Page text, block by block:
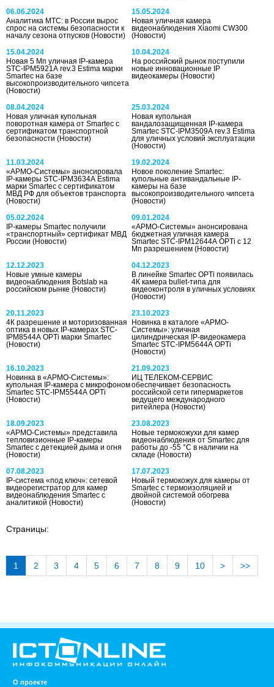
06.06.2024
Аналитика МТС: в России вырос
спрос на системы безопасности к
началу сезона отпусков (Новости)
15.05.2024
Новая уличная камера
видеонаблюдения Xiaomi CW300
(Новости)
15.04.2024
Новая 5 Мп уличная IP-камера
STC-IPM5921A rev.3 Estima марки
Smartec на базе
высокопроизводительного чипсета
(Новости)
10.04.2024
На российский рынок поступили
новые инновационные IP
видеокамеры(Новости)
08.04.2024
Новая уличная купольная
поворотная камера от Smartec с
сертификатом транспортной
безопасности (Новости)
25.03.2024
Новая купольная
вандалозащищенная IP-камера
Smartec STC-IPM3509А rev.3 Estima
для уличных условий эксплуатации
(Новости)
11.03.2024
«АРМО-Системы» анонсировала
IP-камеры STC-IPM3634A Estima
марки Smartec с сертификатом
МВД РФ для объектов транспорта
(Новости)
19.02.2024
Новое поколение Smartec:
купольные антивандальные IP-
камеры на базе
высокопроизводительного чипсета
(Новости)
05.02.2024
IP-камеры Smartec получили
«транспортный» сертификат МВД
России (Новости)
09.01.2024
«АРМО-Системы» анонсирована
бюджетная уличная камера
Smartec STC-IPM12644A OPTi с 12
Мп разрешением(Новости)
12.12.2023
Новые умные камеры
видеонаблюдения Botslab на
российском рынке (Новости)
04.12.2023
В линейке Smartec OPTi появилась
4К камера bullet-типа для
видеоконтроля в уличных условиях
(Новости)
20.11.2023
4К разрешение и моторизованная
оптика в новых IP-камерах STC-
IPM8544A OPTi марки Smartec
(Новости)
23.10.2023
Новинка в каталоге «АРМО-
Системы»: уличная
цилиндрическая IP-видеокамера
Smartec STC-IPM5644A OPTi
(Новости)
16.10.2023
Новинка в «АРМО-Системы»:
купольная IP-камера с микрофоном
Smartec STC-IPM5544A OPTi
(Новости)
21.09.2023
ИЦ ТЕЛЕКОМ-СЕРВИС
обеспечивает безопасность
российской сети гипермаркетов
ведущего международного
ритейлера(Новости)
18.09.2023
«АРМО-Системы» представила
тепловизионные IP-камеры
Smartec с детекцией дыма и огня
(Новости)
23.08.2023
Новые термокожухи для камер
видеонаблюдения от Smartec для
работы до -55 °С в наличии на
складе(Новости)
07.08.2023
IP-система «под ключ»: сетевой
видеорегистратор для камер
видеонаблюдения Smartec с
аналитикой (Новости)
17.07.2023
Новый термокожух для камеры от
Smartec с термоизоляцией и
двойной системой обогрева
(Новости)
Страницы:
1 2 3 4 5 6 7 8 9 10 > >>
О проекте